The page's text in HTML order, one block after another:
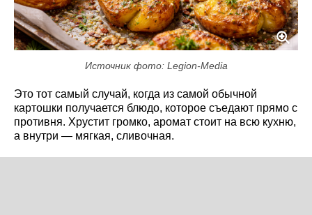
Источник фото: Legion-Media
Это тот самый случай, когда из самой обычной
картошки получается блюдо, которое съедают прямо с
противня. Хрустит громко, аромат стоит на всю кухню,
а внутри — мягкая, сливочная.